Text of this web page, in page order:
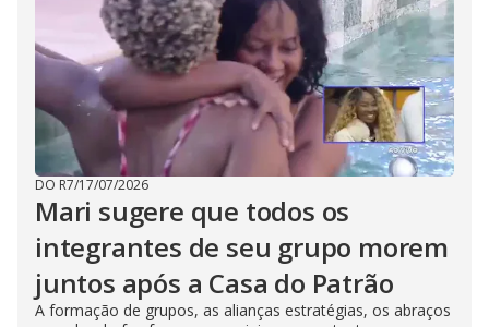
DO R7/17/07/2026
Mari sugere que todos os
integrantes de seu grupo morem
juntos após a Casa do Patrão
A formação de grupos, as alianças estratégias, os abraços